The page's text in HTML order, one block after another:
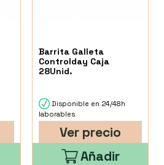
Barrita Galleta
Controlday Caja
28Unid.
Disponible en 24/48h
laborables
Ver precio
Añadir